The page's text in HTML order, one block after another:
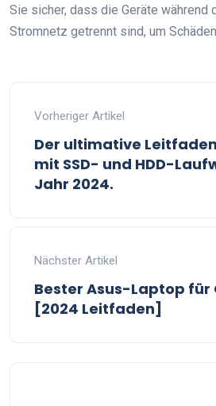
Sie sicher, dass die Geräte während
Stromnetz getrennt sind, um
Vorheriger Artikel
Der ultimative
mit SSD- und HDD-
Jahr 2024.
Nächster Artikel
Bester Asus-Laptop
[2024 Leitfaden]